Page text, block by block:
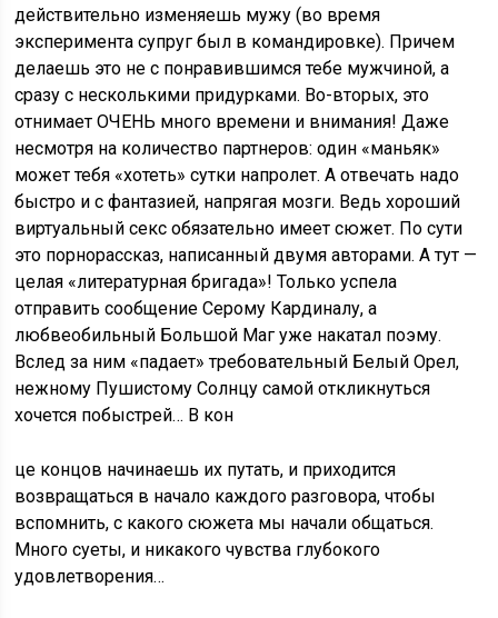
действительно изменяешь мужу (во время
эксперимента супруг был в командировке). Причем
делаешь это не с понравившимся тебе мужчиной, а
сразу с несколькими придурками. Во-вторых, это
отнимает ОЧЕНЬ много времени и внимания! Даже
несмотря на количество партнеров: один «маньяк»
может тебя «хотеть» сутки напролет. А отвечать надо
быстро и с фантазией, напрягая мозги. Ведь хороший
виртуальный секс обязательно имеет сюжет. По сути
это порнорассказ, написанный двумя авторами. А тут —
целая «литературная бригада»! Только успела
отправить сообщение Серому Кардиналу, а
любвеобильный Большой Маг уже накатал поэму.
Вслед за ним «падает» требовательный Белый Орел,
нежному Пушистому Солнцу самой откликнуться
хочется побыстрей… В кон
це концов начинаешь их путать, и приходится
возвращаться в начало каждого разговора, чтобы
вспомнить, с какого сюжета мы начали общаться.
Много суеты, и никакого чувства глубокого
удовлетворения…